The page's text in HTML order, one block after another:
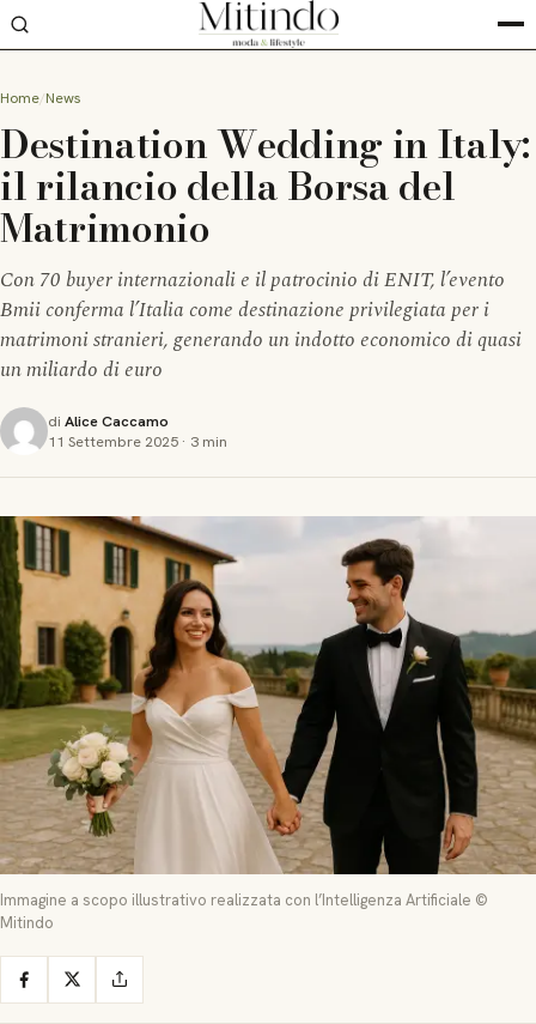
Home News
Destination Wedding in Italy:
il rilancio della Borsa del
Matrimonio
Con 70 buyer internazionali e il patrocinio di ENIT, l’evento
Bmii conferma l’Italia come destinazione privilegiata per i
matrimoni stranieri, generando un indotto economico di quasi
un miliardo di euro
di Alice Caccamo
11 Settembre 2025 · 3 min
Immagine a scopo illustrativo realizzata con l’Intelligenza Artificiale ©
Mitindo